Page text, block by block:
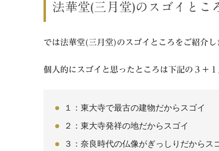
法華堂(三月堂)のスゴイとこ
では法華堂(三月堂)のスゴイところをご紹介し
個人的にスゴイと思ったところは下記の３＋
１：東大寺で最古の建物だからスゴイ
２：東大寺発祥の地だからスゴイ
３：奈良時代の仏像がぎっしりだからス